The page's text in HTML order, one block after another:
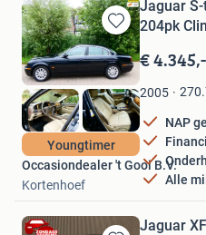
Bewaren
in
Mijn
Favorieten
Youngtimer
Jaguar
204pk
€ 4.345,-
2005
NAP
Alle
Occasiondealer 't Gooi B.V.
Kortenhoef
Jaguar